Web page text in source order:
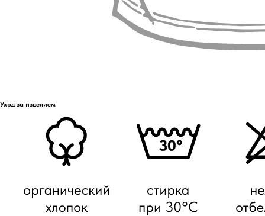
Уход за изделием